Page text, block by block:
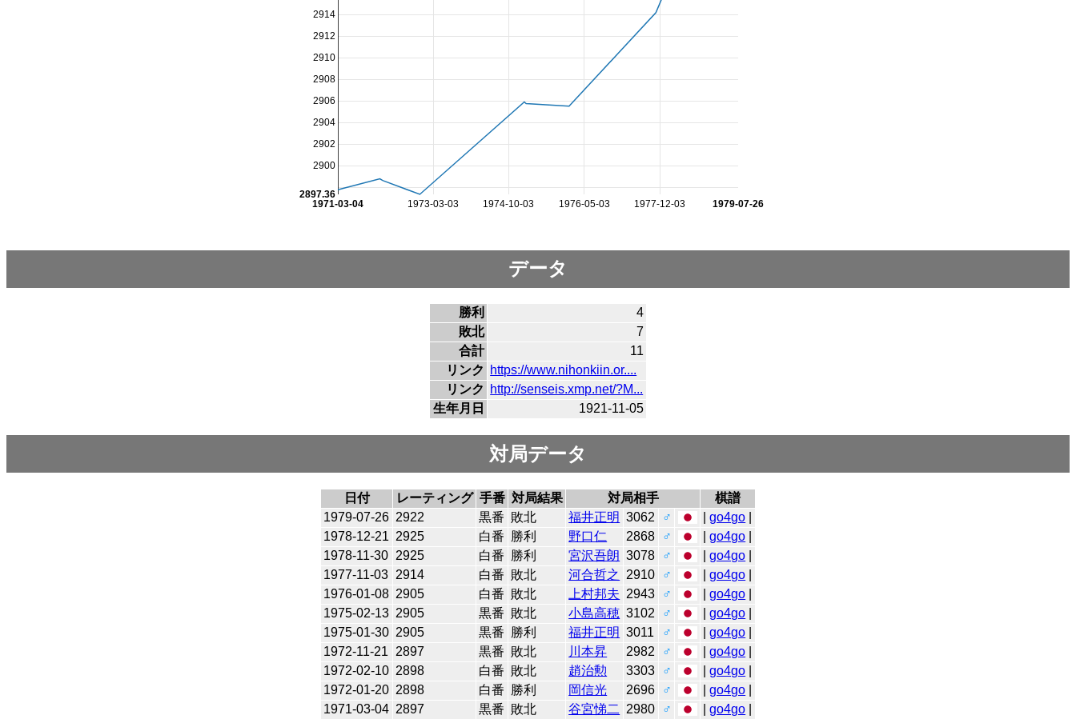
1973-03-03 1974-10-03 1976-05-03 1977-12-03
1971-03-04 1979-07-26
2900
2902
2904
2906
2908
2910
2912
2914
2897.36
データ
勝利
4
敗北
7
合計
11
リンク
https://www.nihonkiin.or....
リンク
http://senseis.xmp.net/?M...
生年月日
1921-11-05
対局データ
日付 レーティング 手番 対局結果 対局相手
棋譜
1979-07-26 2922 黒番 敗北 福井正明 3062 ♂ |go4go
1978-12-21 2925 白番 勝利 野口仁 2868 ♂ |go4go
1978-11-30 2925 白番 勝利 宮沢吾朗 3078 ♂ |go4go
1977-11-03 2914 白番 敗北 河合哲之 2910 ♂ |go4go
1976-01-08 2905 白番 敗北 上村邦夫 2943 ♂ |go4go
1975-02-13 2905 黒番 敗北 小島高穂 3102 ♂ |go4go
1975-01-30 2905 黒番 勝利 福井正明 3011 ♂ |go4go
1972-11-21
2897 黒番 敗北 川本昇 2982 ♂ |go4go
1972-02-10 2898 白番 敗北 趙治勲 3303 ♂ |go4go
1972-01-20 2898 白番 勝利 岡信光 2696 ♂ |go4go
1971-03-04 2897 黒番 敗北 谷宮悌二 2980 ♂ |go4go